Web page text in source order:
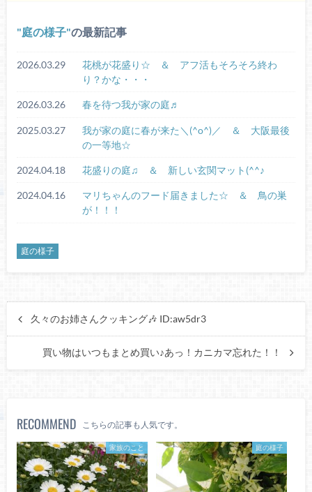
庭の様子 の最新記事
2026.03.29
花桃が花盛り☆ ＆ アフ活もそろそろ終わ
り？かな・・・
2026.03.26 春を待つ我が家の庭♬
2025.03.27
我が家の庭に春が来た＼(^o^)／ ＆ 大阪最後
の一等地☆
2024.04.18 花盛りの庭♫ ＆ 新しい玄関マット(^^♪
2024.04.16
マリちゃんのフード届きました☆ ＆ 鳥の巣
が！！！
庭の様子
久々のお姉さんクッキング🎶 ID:aw5dr3
買い物はいつもまとめ買い♪あっ！カニカマ忘れた！！
RECOMMEND こちらの記事も人気です。
家族のこと 庭の様子